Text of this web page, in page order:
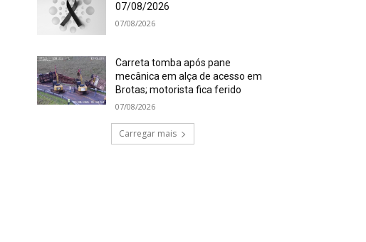
07/08/2026
07/08/2026
Carreta tomba após pane
mecânica em alça de acesso em
Brotas; motorista fica ferido
07/08/2026
Carregar mais